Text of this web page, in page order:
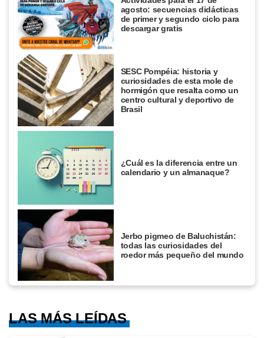
agosto: secuencias didácticas
de primer y segundo ciclo para
descargar gratis
SESC Pompéia: historia y
curiosidades de esta mole de
hormigón que resalta como un
centro cultural y deportivo de
Brasil
¿Cuál es la diferencia entre un
calendario y un almanaque?
Jerbo pigmeo de Baluchistán:
todas las curiosidades del
roedor más pequeño del mundo
LAS MÁS LEÍDAS